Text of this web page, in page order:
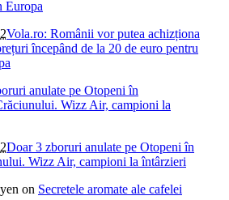
Vola.ro: Românii vor putea achizționa
începând de la 20 de euro pentru
Doar 3 zboruri anulate pe Otopeni în
Wizz Air, campioni la întârzieri
on Secretele aromate ale cafelei